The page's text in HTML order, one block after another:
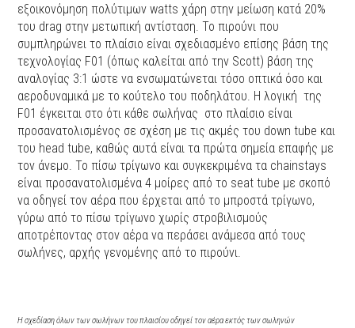
εξοικονόμηση πολύτιμων watts χάρη στην μείωση κατά 20%
του drag στην μετωπική αντίσταση. To πιρούνι που
συμπληρώνει το πλαίσιο είναι σχεδιασμένο επίσης βάση της
τεχνολογίας F01 (όπως καλείται από την Scott) βάση της
αναλογίας 3:1 ώστε να ενσωματώνεται τόσο οπτικά όσο και
αεροδυναμικά με το κούτελο του ποδηλάτου. Η λογική της
F01 έγκειται στο ότι κάθε σωλήνας στο πλαίσιο είναι
προσανατολισμένος σε σχέση με τις ακμές του down tube και
του head tube, καθώς αυτά είναι τα πρώτα σημεία επαφής με
τον άνεμο. Το πίσω τρίγωνο και συγκεκριμένα τα chainstays
είναι προσανατολισμένα 4 μοίρες από το seat tube με σκοπό
να οδηγεί τον αέρα που έρχεται από το μπροστά τρίγωνο,
γύρω από το πίσω τρίγωνο χωρίς στροβιλισμούς
αποτρέποντας στον αέρα να περάσει ανάμεσα από τους
σωλήνες, αρχής γενομένης από το πιρούνι.
H σχεδίαση όλων των σωλήνων του πλαισίου οδηγεί τον αέρα εκτός των σωληνών